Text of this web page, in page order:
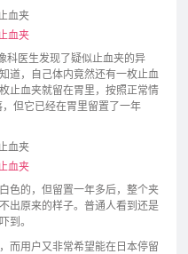
血夹
科医生发现了疑似止血夹的异
道，自己体内竟然还有一枚止血
止血夹就留在胃里，按照正常情
但它已经在胃里留置了一年
血夹
色的，但留置一年多后，整个夹
出原来的样子。普通人看到还是
到。
而用户又非常希望能在日本停留